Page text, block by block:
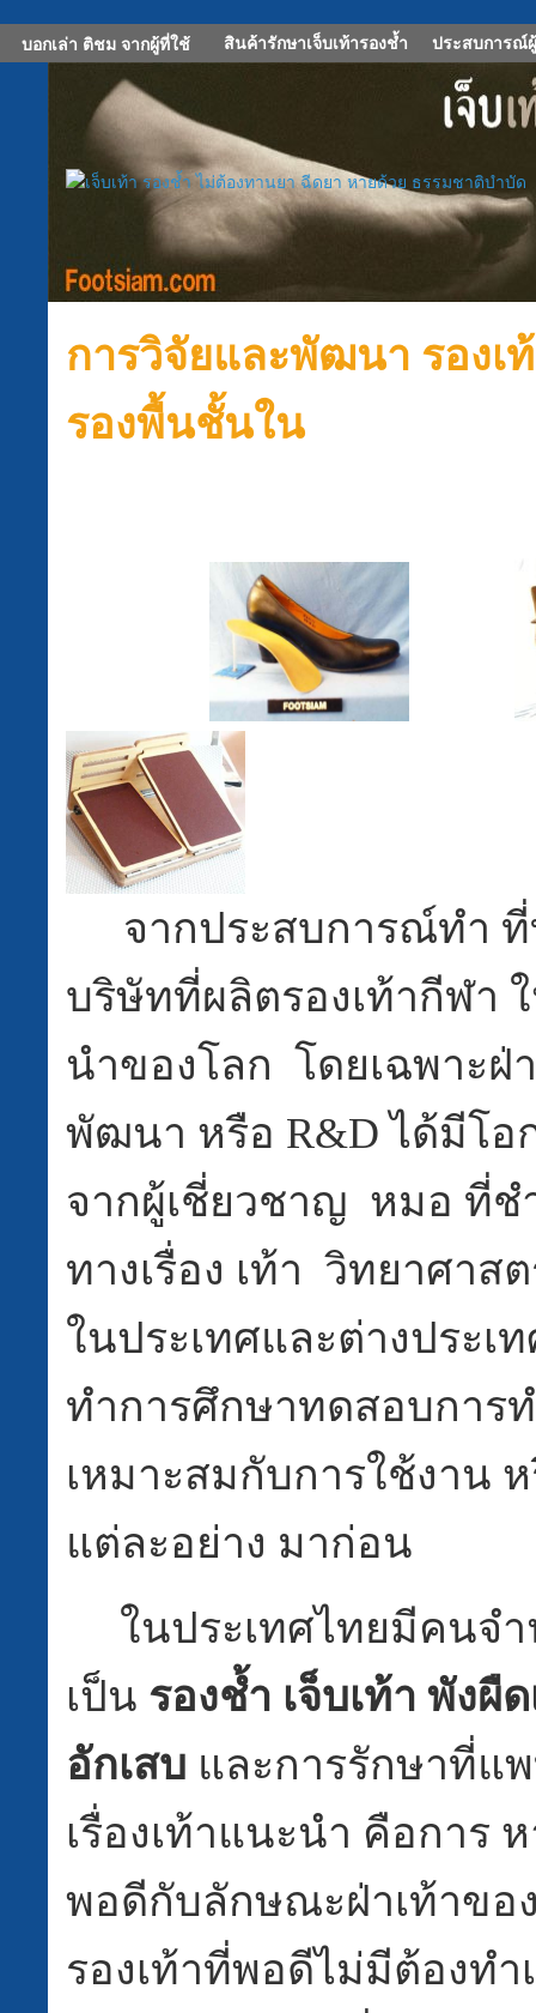
บอกเล่า ติชม จากผู้ที่ใช้ สินค้ารักษาเจ็บเท้ารองช้ำ ประสบการณ์
การวิจัยและพัฒนา รองเ
รองพื้นชั้นใน
จากประสบการณ์ทำ
บริษัทที่ผลิตรองเท้ากีฬา
นำของโลก โดยเฉพาะฝ่
พัฒนา หรือ R&D ได้มีโอ
จากผู้เชี่ยวชาญ หมอ ที่ช
ทางเรื่อง เท้า วิทยาศาส
ในประเทศและต่างประเ
ทำการศึกษาทดสอบการ
เหมาะสมกับการใช้งาน
แต่ละอย่าง มาก่อน
ในประเทศไทยมีคนจ
เป็น รองช้ำ เจ็บเท้า พังผื
อักเสบ และการรักษาที่แ
เรื่องเท้าแนะนำ คือการ
พอดีกับลักษณะฝ่าเท้าขอ
รองเท้าที่พอดีไม่มีต้องท